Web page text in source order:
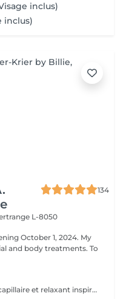
inclus)
inclus)
134
L-8050
October 1, 2024. My
and body treatments. To
Le Head Spa japonais est un soin capillaire et relaxant inspiré des rituels de bien-être japonais. Alliant techniques de massage du cuir chevelu, soins purifiants et hydratants, il cible à la fois la santé des cheveux et l'apaisement de l'esprit. Grâce à des mouvements précis et à des produits naturels, ce rituel libère les tensions, améliore la circulation sanguine et stimule la croissance capillaire. Idéal pour ceux qui recherchent un moment de détente profonde et des cheveux revitalisés, le Head Spa japonais apporte fraîcheur, équilibre et éclat des racines aux pointes.